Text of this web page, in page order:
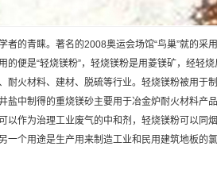
的青睐。著名的2008奥运会场馆“鸟巢”就的采用
便是“轻烧镁粉”，轻烧镁粉是用菱镁矿，经轻
火材料、建材、脱硫等行业。轻烧镁粉被用于
盐中制得的重烧镁砂主要用于冶金炉耐火材料产
作为治理工业废气的中和剂，轻烧镁粉可以同
个用途是生产用来制造工业和民用建筑地板的